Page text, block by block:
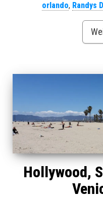
orlando, Randys
Hollywood,